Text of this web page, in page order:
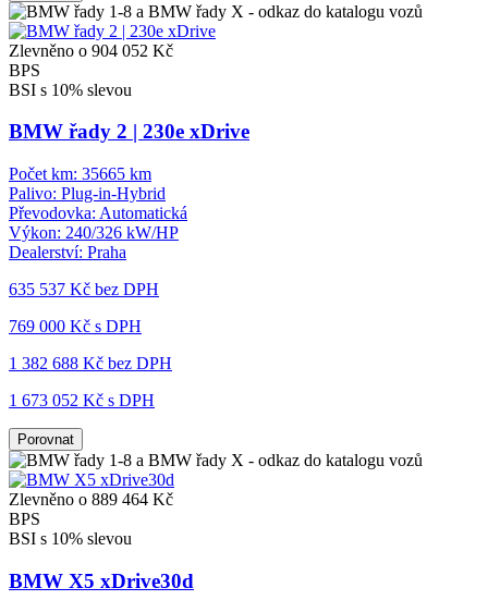
Zlevněno o 904 052 Kč
BPS
BSI s 10% slevou
BMW řady 2 | 230e xDrive
Počet km: 35665 km
Palivo: Plug-in-Hybrid
Převodovka: Automatická
Výkon: 240/326 kW/HP
Dealerství: Praha
635 537 Kč bez DPH
769 000 Kč s DPH
1 382 688 Kč bez DPH
1 673 052 Kč s DPH
Porovnat
Zlevněno o 889 464 Kč
BPS
BSI s 10% slevou
BMW X5 xDrive30d